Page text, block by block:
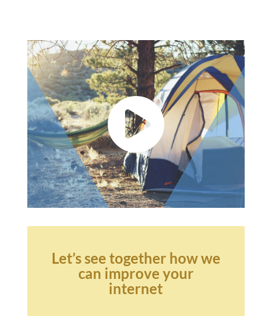

Let’s see together how we
can improve your
internet